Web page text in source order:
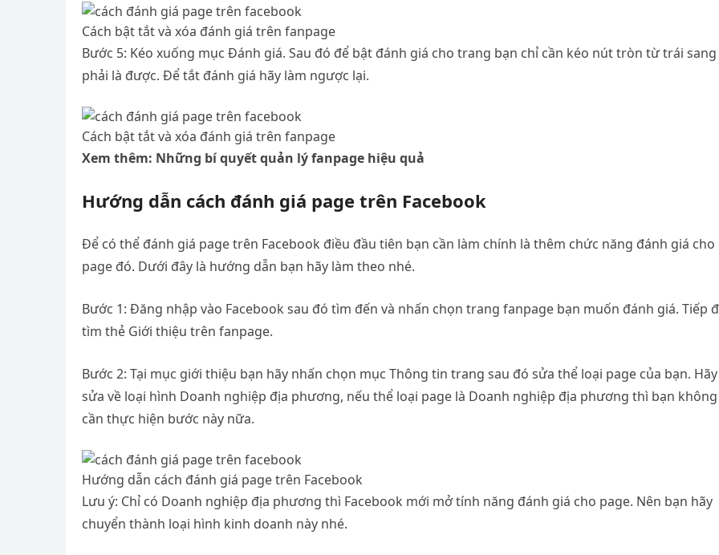
Cách bật tắt và xóa đánh giá trên fanpage
Bước 5: Kéo xuống mục Đánh giá. Sau đó để bật đánh giá cho trang bạn chỉ cần kéo nút tròn từ trái sang
phải là được. Để tắt đánh giá hãy làm ngược lại.
Cách bật tắt và xóa đánh giá trên fanpage
Xem thêm: Những bí quyết quản lý fanpage hiệu quả
Hướng dẫn cách đánh giá page trên Facebook
Để có thể đánh giá page trên Facebook điều đầu tiên bạn cần làm chính là thêm chức năng đánh giá cho
page đó. Dưới đây là hướng dẫn bạn hãy làm theo nhé.
Bước 1: Đăng nhập vào Facebook sau đó tìm đến và nhấn chọn trang fanpage bạn muốn đánh giá. Tiếp
tìm thẻ Giới thiệu trên fanpage.
Bước 2: Tại mục giới thiệu bạn hãy nhấn chọn mục Thông tin trang sau đó sửa thể loại page của bạn. Hãy
sửa về loại hình Doanh nghiệp địa phương, nếu thể loại page là Doanh nghiệp địa phương thì bạn không
cần thực hiện bước này nữa.
Hướng dẫn cách đánh giá page trên Facebook
Lưu ý: Chỉ có Doanh nghiệp địa phương thì Facebook mới mở tính năng đánh giá cho page. Nên bạn hãy
chuyển thành loại hình kinh doanh này nhé.